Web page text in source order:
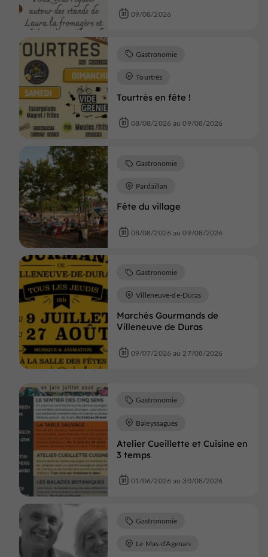
09/08/2026
Tourtrès en fête !
Gastronomie
Tourtrès
08/08/2026 au 09/08/2026
Fête du village
Gastronomie
Pardaillan
08/08/2026 au 09/08/2026
Marchés Gourmands de
Villeneuve de Duras
Gastronomie
Villeneuve-de-Duras
09/07/2026 au 27/08/2026
Atelier Cueillette et Cuisine en
3 temps
Gastronomie
Baleyssagues
01/06/2026 au 30/08/2026
Gastronomie
Le Mas-d'Agenais